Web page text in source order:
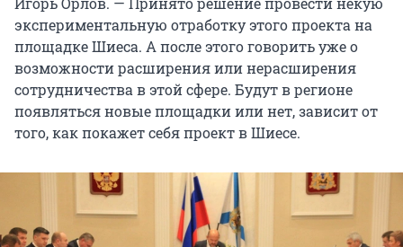
экспериментальную отработку этого проекта на
площадке Шиеса. А после этого говорить уже о
возможности расширения или нерасширения
сотрудничества в этой сфере. Будут в регионе
появляться новые площадки или нет, зависит от
того, как покажет себя проект в Шиесе.